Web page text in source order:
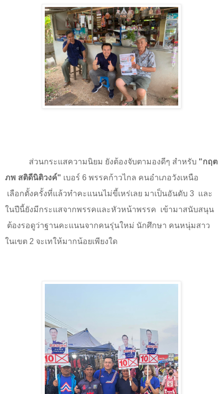
ส่วนกระแสความนิยม ยังต้องจับตามองดีๆ สำหรับ "กฤต
ภพ สติดีนิติวงค์" เบอร์ 6 พรรคก้าวไกล คนอำเภอวังเหนือ
เลือกตั้งครั้งที่แล้วทำคะแนนไม่ขี้เหร่เลย มาเป็นอันดับ 3 และ
ในปีนี้ยังมีกระแสจากพรรคและหัวหน้าพรรค เข้ามาสนับสนุน
ต้องรอดูว่าฐานคะแนนจากคนรุ่นใหม่ นักศึกษา คนหนุ่มสาว
ในเขต 2 จะเทให้มากน้อยเพียงใด